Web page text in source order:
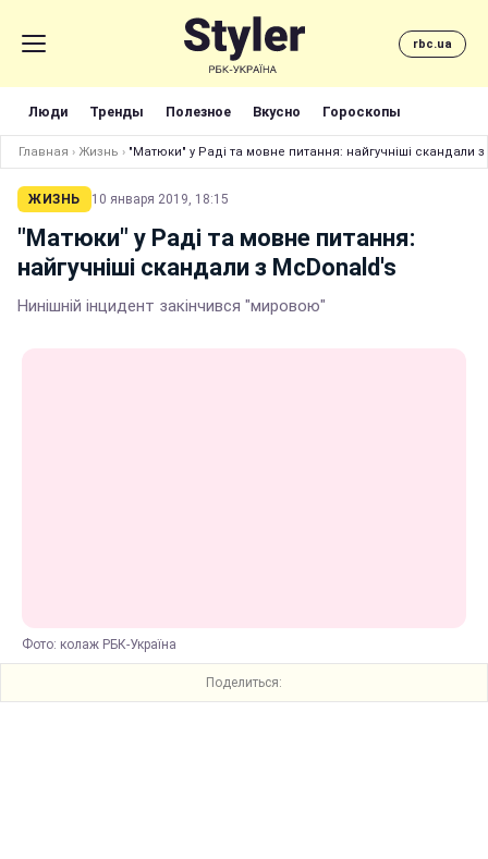
rbc.ua
Люди Тренды Полезное Вкусно Гороскопы
Главная › Жизнь › "Матюки" у Раді та мовне питання: найгучніші скандали
ЖИЗНЬ 10 января 2019, 18:15
"Матюки" у Раді та мовне питання:
найгучніші скандали з McDonald's
Нинішній інцидент закінчився "мировою"
Фото: колаж РБК-Україна
Поделиться: